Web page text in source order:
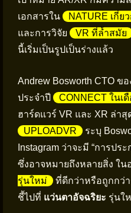
เอกสารใน
NATURE เกี่
และการวิจัย
VR ที่ล้ำสมัย
นี้เริ่มเป็นรูปเป็นร่างแล้ว
Andrew Bosworth CTO ข
ประจำปี
CONNECT ในเ
ฮาร์ดแวร์ VR และ XR ล่า
UPLOADVR
ระบุ
Instagram ว่าจะมี “การป
ซึ่งอาจหมายถึงหลายสิ่ง ใ
รุ่นใหม่
ที่ดีกว่าหรือถูกก
ชี้ไปที่ แว่นตาอัจฉริยะ รุ่นใ